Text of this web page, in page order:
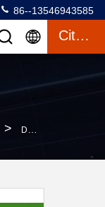
86--13546943585
Citaat
> De Elektrische Kar Die Van Het 2 Zetelsgolf Buggies Met Flip Seats Jagen